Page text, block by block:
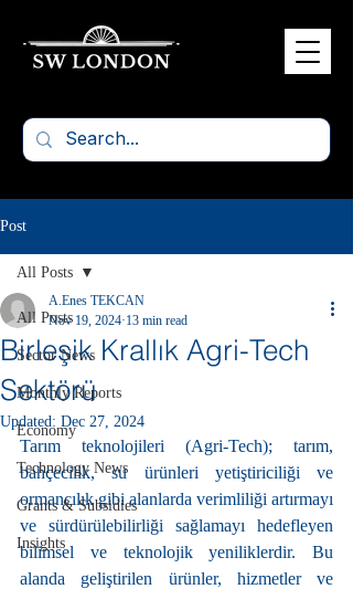
Post
All Posts
Sector News
Monthly Reports
Economy
Technology News
Grants & Subsidies
Insights
All Posts
Birleşik Krallık Agri-Tech
Sektörü
A.Enes TEKCAN
Nov 19, 2024 13 min read
Updated: Dec 27, 2024
Tarım teknolojileri (Agri-Tech); tarım,
bahçecilik, su ürünleri yetiştiriciliği ve
ormancılık gibi alanlarda verimliliği artırmayı
ve sürdürülebilirliği sağlamayı hedefleyen
bilimsel ve teknolojik yeniliklerdir. Bu
alanda geliştirilen ürünler, hizmetler ve